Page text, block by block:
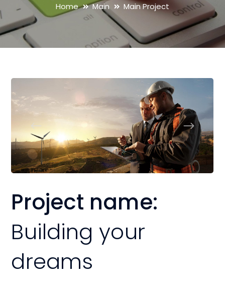
Home Main Main Project
Project name:
Building your
dreams